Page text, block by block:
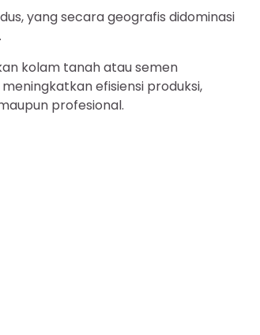
yang secara geografis didominasi
kolam tanah atau semen
efisiensi produksi,
profesional.